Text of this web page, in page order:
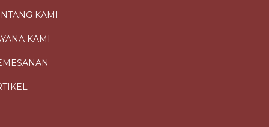
KAMI
KAMI